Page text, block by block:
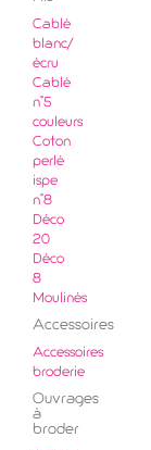
Cablé
blanc/
écru
Cablé
n°5
couleurs
Coton
perlé
ispe
n°8
Déco
20
Déco
8
Moulinés
Accessoires
Accessoires
broderie
Ouvrages
à
broder